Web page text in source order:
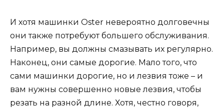
И хотя машинки Oster невероятно долговечны
они также потребуют большего обслуживания.
Например, вы должны смазывать их регулярно.
Наконец, они самые дорогие. Мало того, что
сами машинки дорогие, но и лезвия тоже – и
вам нужны совершенно новые лезвия, чтобы
резать на разной длине. Хотя, честно говоря,